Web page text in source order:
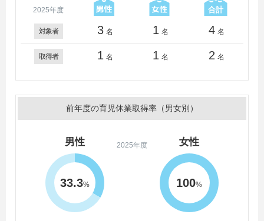
2025年度
対象者 3 名 1 名 4 名
取得者 1 名 1 名 2 名
前年度の育児休業取得率（男女別）
2025年度
男性
33.3%
女性
100%